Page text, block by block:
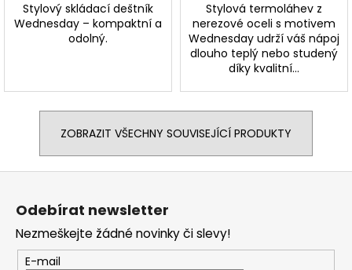
Stylový skládací deštník
Wednesday – kompaktní a
odolný.
Stylová termoláhev z
nerezové oceli s motivem
Wednesday udrží váš nápoj
dlouho teplý nebo studený
díky kvalitní...
ZOBRAZIT VŠECHNY SOUVISEJÍCÍ PRODUKTY
Z
Odebírat newsletter
Nezmeškejte žádné novinky či slevy!
E-mail